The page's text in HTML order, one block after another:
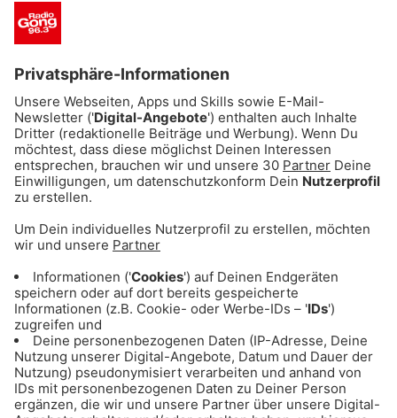
symphonische Klänge ...
Ob leise Melodien oder kraftvolle Arien – die
nächtliche Performance wird zum epischen
Mike-Thiel-Show auf eine witzige Idee
gebracht.
Gong 96.3 startet die "etwas
andere" Casting-Show unter dem
MSDS! München sucht den
Superschnarcher
Vom Tiefschlaf-Trompeter bis zur röchelnden
Rhythmus-Meisterin: Vielen Dank für die vielen
Sprachaufnahmen aus euren Schlafzimmern!
Jetzt ist Schnarch-Showdown!